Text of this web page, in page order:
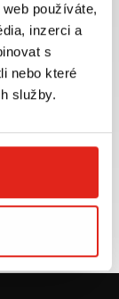
používáte,
inzerci a
s
nebo které
služby.
ZDARMA pro
nad 2499 kč v
ČR
INFO
30 dnů